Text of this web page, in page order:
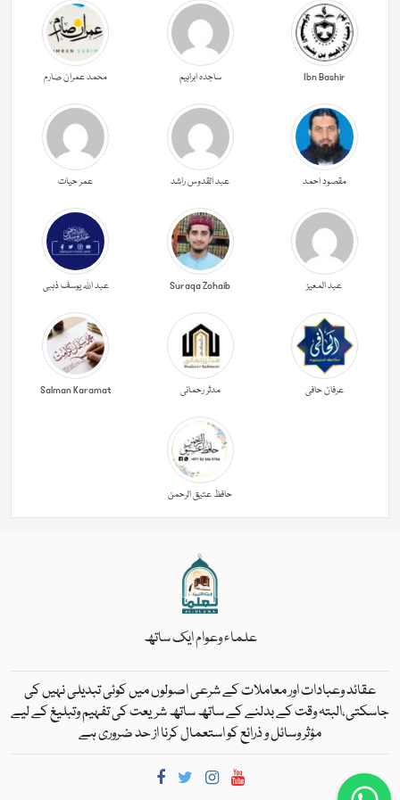
Ibn Bashir ساجدہ ابراہیم محمد عمران صارم
مقصود احمد عبد القدوس راشد عمر حیات
عبد المعیز Suraqa Zohaib عبد اللہ یوسف ذہبی
عرفان حافی مدثر رحمانی Salman Karamat
حافظ عتیق الرحمن
علماء وعوام ایک ساتھ
عقائد وعبادات اور معاملات کے شرعی اصولوں میں کوئی تبدیلی نہیں کی
جاسکتی،البتہ وقت کے بدلنے کے ساتھ ساتھ شریعت کی تفہیم وتبلیغ کے لیے
مؤثر وسائل و ذرائع کو استعمال کرنا از حد ضروری ہے